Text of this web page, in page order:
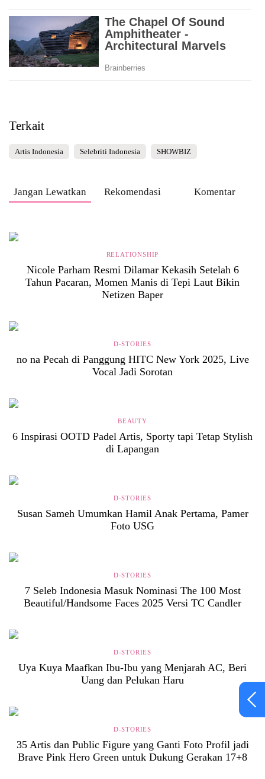
Terkait
Artis Indonesia Selebriti Indonesia SHOWBIZ
Jangan Lewatkan Rekomendasi Komentar
RELATIONSHIP
Nicole Parham Resmi Dilamar Kekasih Setelah 6
Tahun Pacaran, Momen Manis di Tepi Laut Bikin
Netizen Baper
D-STORIES
no na Pecah di Panggung HITC New York 2025, Live
Vocal Jadi Sorotan
BEAUTY
6 Inspirasi OOTD Padel Artis, Sporty tapi Tetap Stylish
di Lapangan
D-STORIES
Susan Sameh Umumkan Hamil Anak Pertama, Pamer
Foto USG
D-STORIES
7 Seleb Indonesia Masuk Nominasi The 100 Most
Beautiful/Handsome Faces 2025 Versi TC Candler
D-STORIES
Uya Kuya Maafkan Ibu-Ibu yang Menjarah AC, Beri
Uang dan Pelukan Haru
D-STORIES
35 Artis dan Public Figure yang Ganti Foto Profil jadi
Brave Pink Hero Green untuk Dukung Gerakan 17+8